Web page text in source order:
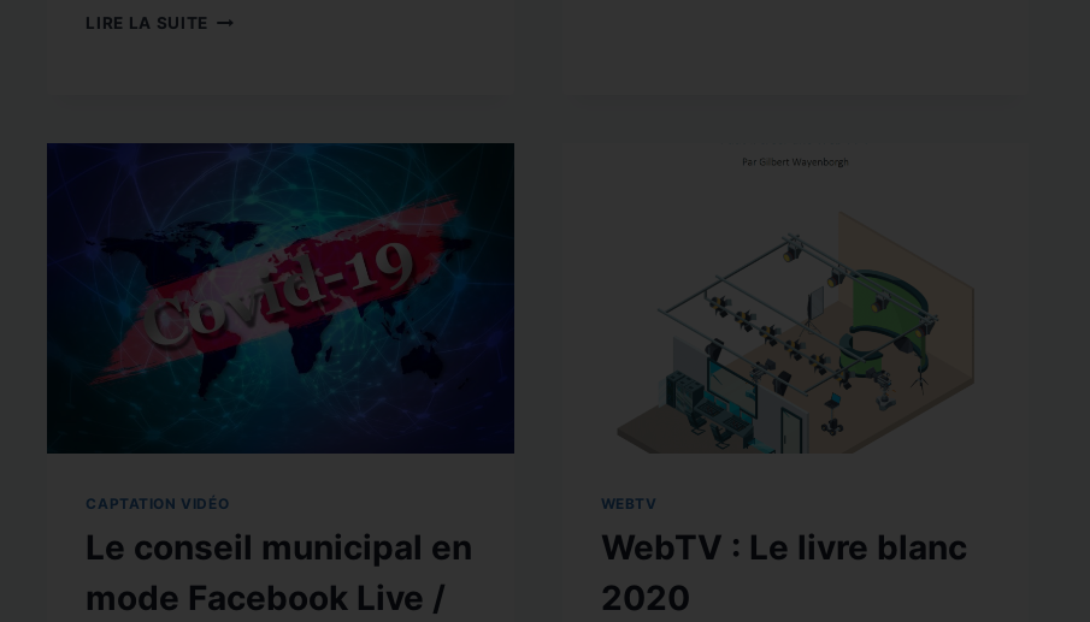
LIRE LA SUITE AVOIR
SON
WEBTV
CAPTATION VIDÉO
Le conseil municipal en
mode Facebook Live /
WEBTV
WebTV : Le livre blanc
2020